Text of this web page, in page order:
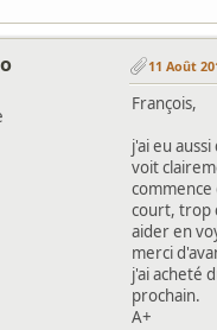
11 Août
François,
j'ai eu
voit
court, trop
aider en
merci
j'ai acheté
prochain.
A+